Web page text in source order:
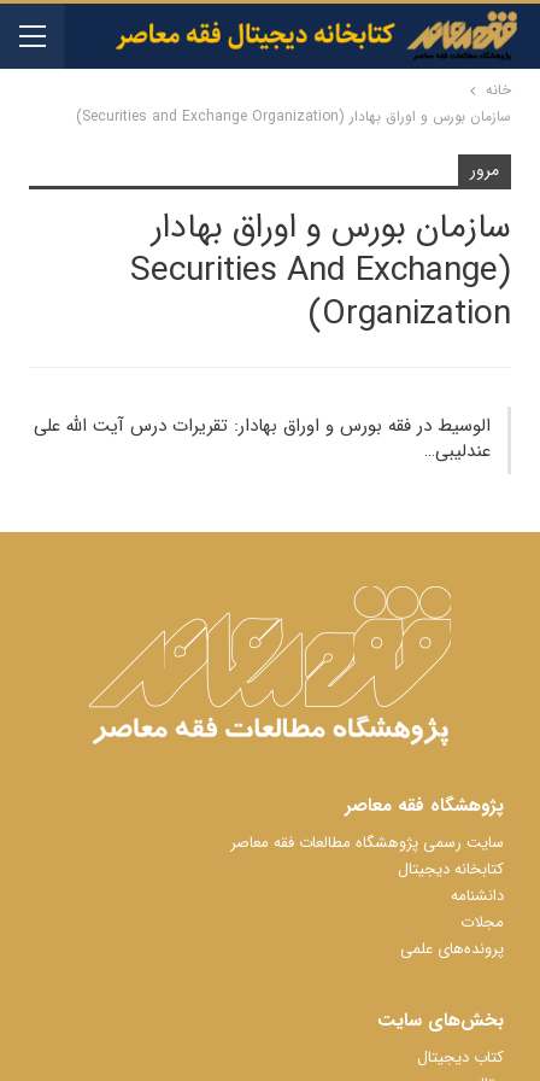
خانه
سازمان بورس و اوراق بهادار (Securities and Exchange Organization)
مرور
سازمان بورس و اوراق بهادار
(Securities And Exchange
Organization)
الوسیط در فقه بورس‮‬ و اوراق بهادار: تقریرات درس آیت‌ الله علی
عندلیبی…
پژوهشگاه فقه معاصر
سایت رسمی پژوهشگاه مطالعات فقه معاصر
کتابخانه دیجیتال
دانشنامه
مجلات
پرونده‌های علمی
بخش‌های سایت
کتاب دیجیتال